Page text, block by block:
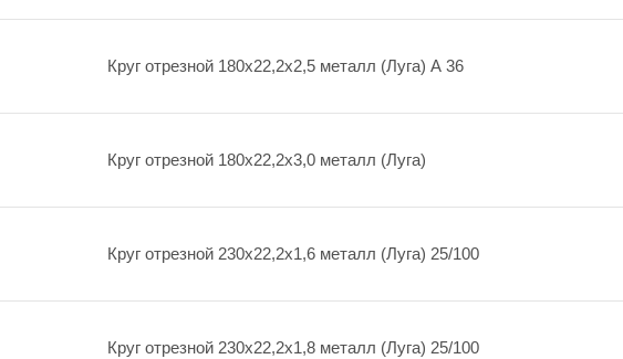
Круг отрезной 180х22,2х2,5 металл (Луга) А 36
Круг отрезной 180х22,2х3,0 металл (Луга)
Круг отрезной 230х22,2х1,6 металл (Луга) 25/100
Круг отрезной 230х22,2х1,8 металл (Луга) 25/100